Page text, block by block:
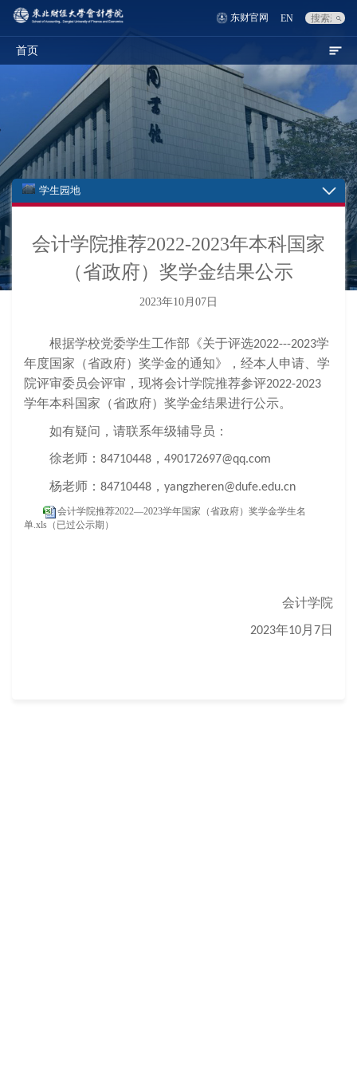
东财官网 EN
首页
学生园地
会计学院推荐2022-2023年本科国家
（省政府）奖学金结果公示
2023年10月07日
根据学校党委学生工作部《关于评选2022---2023学
年度国家（省政府）奖学金的通知》，经本人申请、学
院评审委员会评审，现将会计学院推荐参评2022-2023
学年本科国家（省政府）奖学金结果进行公示。
如有疑问，请联系年级辅导员：
徐老师： 84710448 ， 490172697@qq.com
杨老师 ： 84710448 ， yangzheren@dufe.edu.cn
会计学院推荐2022—2023学年国家（省政府）奖学金学生名
单.xls（已过公示期）
会计学院
2023年10月 7日